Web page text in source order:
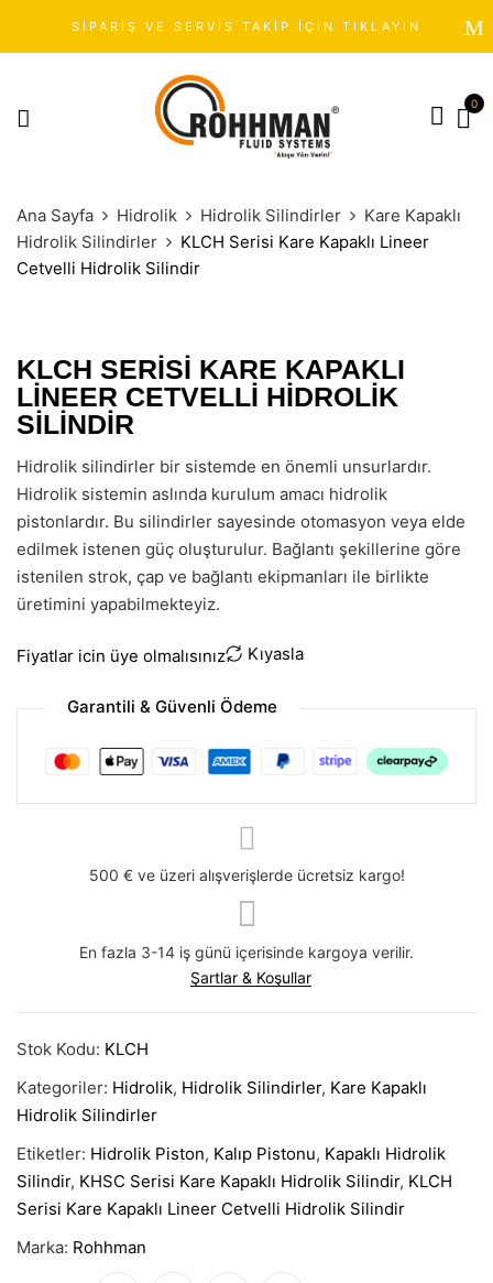
SİPARİŞ VE SERVİS TAKİP İÇİN TIKLAYIN
0
Ana Sayfa Hidrolik Hidrolik Silindirler
Kare Kapaklı
Hidrolik Silindirler
KLCH Serisi Kare Kapaklı Lineer
Cetvelli Hidrolik Silindir
KLCH SERISI KARE KAPAKLI
LINEER CETVELLI HIDROLIK
SILINDIR
Hidrolik silindirler bir sistemde en önemli unsurlardır.
Hidrolik sistemin aslında kurulum amacı hidrolik
pistonlardır. Bu silindirler sayesinde otomasyon veya elde
edilmek istenen güç oluşturulur. Bağlantı şekillerine göre
istenilen strok, çap ve bağlantı ekipmanları ile birlikte
üretimini yapabilmekteyiz.
Fiyatlar icin üye olmalısınız Kıyasla
Garantili & Güvenli Ödeme
500 € ve üzeri alışverişlerde ücretsiz kargo!
En fazla 3-14 iş günü içerisinde kargoya verilir.
Şartlar & Koşullar
Stok Kodu: KLCH
Kategoriler: Hidrolik, Hidrolik Silindirler, Kare Kapaklı
Hidrolik Silindirler
Etiketler: Hidrolik Piston, Kalıp Pistonu, Kapaklı Hidrolik
Silindir, KHSC Serisi Kare Kapaklı Hidrolik Silindir, KLCH
Serisi Kare Kapaklı Lineer Cetvelli Hidrolik Silindir
Marka: Rohhman